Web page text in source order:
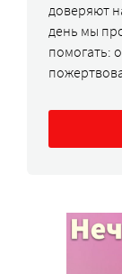
доверяют
день мы
помогать: